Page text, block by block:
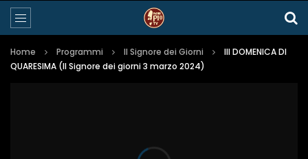
Home Programmi Il Signore dei Giorni
III DOMENICA DI
QUARESIMA (Il Signore dei giorni 3 marzo 2024)